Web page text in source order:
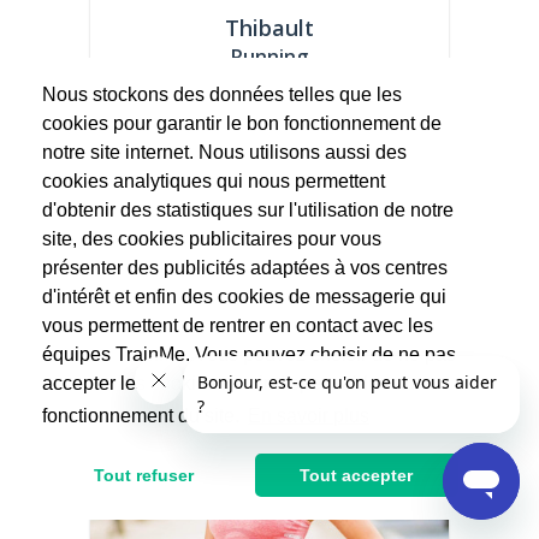
Thibault
Running
Coach sportif à votre domicile ou en
extérieur - Licence Entrainement Sportif des
Sciences et Techniques...
50€
Nous stockons des données telles que les
cookies pour garantir le bon fonctionnement de
notre site internet. Nous utilisons aussi des
cookies analytiques qui nous permettent
d'obtenir des statistiques sur l'utilisation de notre
site, des cookies publicitaires pour vous
présenter des publicités adaptées à vos centres
d'intérêt et enfin des cookies de messagerie qui
vous permettent de rentrer en contact avec les
équipes TrainMe. Vous pouvez choisir de ne pas
accepter les cookies non indispensables au
fonctionnement du site.
Tout refuser Tout accepter